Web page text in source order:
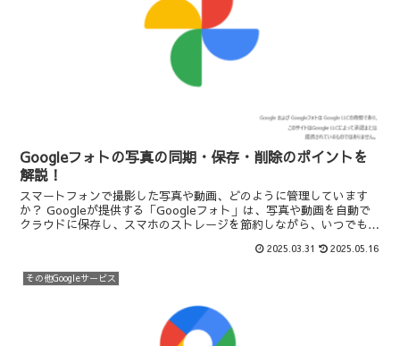
Googleフォトの写真の同期・保存・削除のポイントを
解説！
スマートフォンで撮影した写真や動画、どのように管理しています
か？ Googleが提供する「Googleフォト」は、写真や動画を自動で
クラウドに保存し、スマホのストレージを節約しながら、いつでもど
2025.03.31 2025.05.16
その他Googleサービス